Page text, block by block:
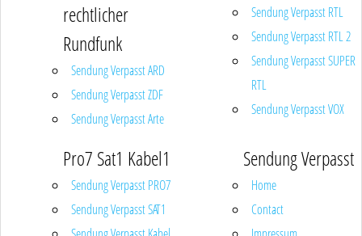
rechtlicher
Rundfunk
Sendung Verpasst ARD
Sendung Verpasst ZDF
Sendung Verpasst Arte
Sendung Verpasst RTL
Sendung Verpasst RTL 2
Sendung Verpasst SUPER
RTL
Sendung Verpasst VOX
Pro7 Sat1 Kabel1
Sendung Verpasst PRO7
Sendung Verpasst SAT1
Sendung Verpasst
Home
Contact